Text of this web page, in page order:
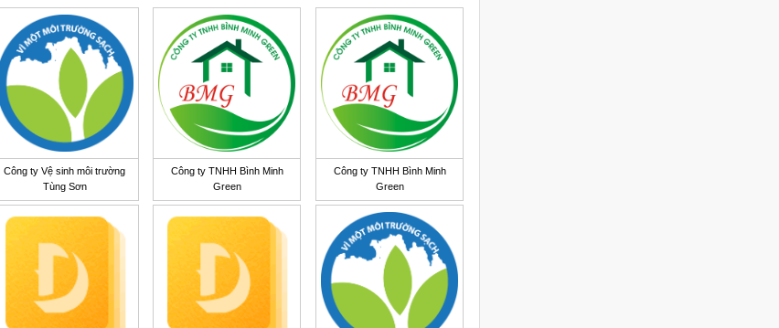
Công ty Vệ sinh môi trường
Tùng Sơn
Công ty TNHH Bình Minh
Green
Công ty TNHH Bình Minh
Green